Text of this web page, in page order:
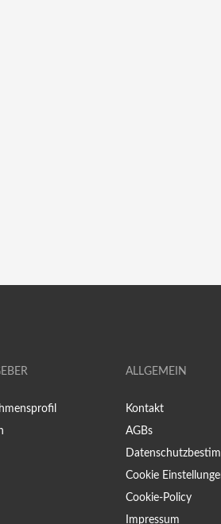
ALLGEMEIN
Kontakt
AGBs
Cookie
Cookie-Policy
Impressum